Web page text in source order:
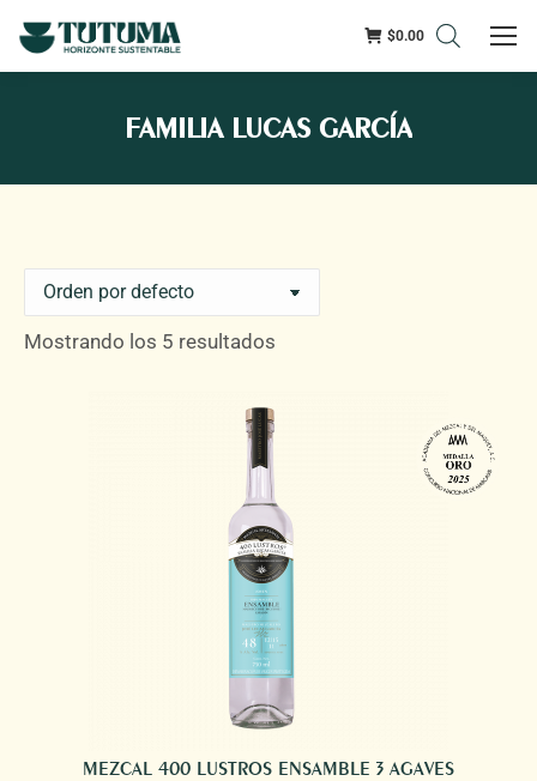
$0.00
FAMILIA LUCAS GARCÍA
Mostrando los 5 resultados
MEZCAL 400 LUSTROS ENSAMBLE 3 AGAVES